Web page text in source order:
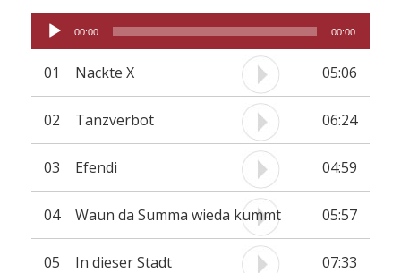
große Rolle und ist mit ausgeprägten Soloparts
oder virtuosen Unisono-Lines ein fixer
Audio-
Player
00:00 00:00
01 Nackte X 05:06
02 Tanzverbot 06:24
03 Efendi 04:59
04 Waun da Summa wieda kummt 05:57
05 In dieser Stadt 07:33